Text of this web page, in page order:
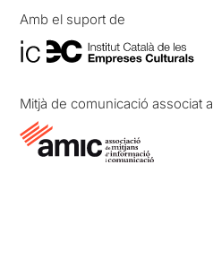
Amb el suport de
Mitjà de comunicació associat a